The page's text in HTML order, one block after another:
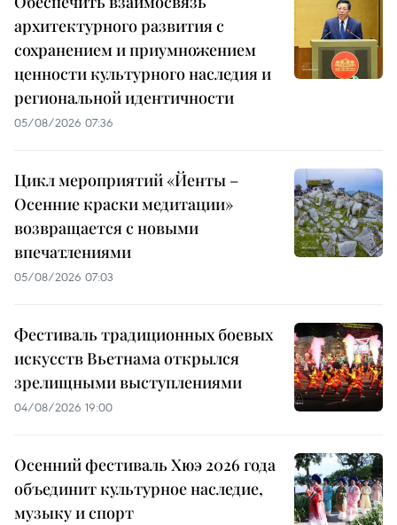
архитектурного развития с
сохранением и приумножением
ценности культурного наследия и
региональной идентичности
05/08/2026 07:36
Цикл мероприятий «Йенты –
Осенние краски медитации»
возвращается с новыми
впечатлениями
05/08/2026 07:03
Фестиваль традиционных боевых
искусств Вьетнама открылся
зрелищными выступлениями
04/08/2026 19:00
Осенний фестиваль Хюэ 2026 года
объединит культурное наследие,
музыку и спорт